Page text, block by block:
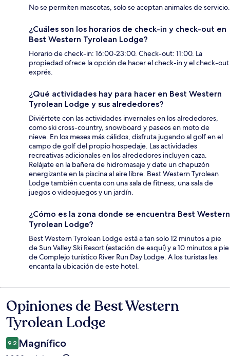
No se permiten mascotas, solo se aceptan animales de servicio.
¿Cuáles son los horarios de check-in y check-out en
Best Western Tyrolean Lodge?
Horario de check-in: 16:00-23:00. Check-out: 11:00. La
propiedad ofrece la opción de hacer el check-in y el check-out
exprés.
¿Qué actividades hay para hacer en Best Western
Tyrolean Lodge y sus alrededores?
Diviértete con las actividades invernales en los alrededores,
como ski cross-country, snowboard y paseos en moto de
nieve. En los meses más cálidos, disfruta jugando al golf en el
campo de golf del propio hospedaje. Las actividades
recreativas adicionales en los alrededores incluyen caza.
Relájate en la bañera de hidromasaje y date un chapuzón
energizante en la piscina al aire libre. Best Western Tyrolean
Lodge también cuenta con una sala de fitness, una sala de
juegos o videojuegos y un jardín.
¿Cómo es la zona donde se encuentra Best Western
Tyrolean Lodge?
Best Western Tyrolean Lodge está a tan solo 12 minutos a pie
de Sun Valley Ski Resort (estación de esquí) y a 10 minutos a pie
de Complejo turístico River Run Day Lodge. A los turistas les
encanta la ubicación de este hotel.
Opiniones
Opiniones de Best Western
Tyrolean Lodge
9.2 Magnífico